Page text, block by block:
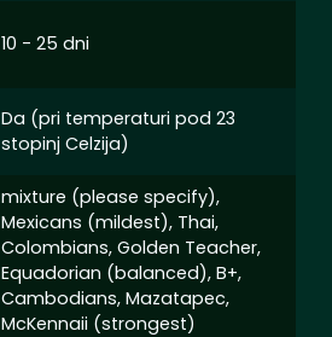
10 - 25 dni
Da (pri temperaturi pod 23
stopinj Celzija)
mixture (please specify),
Mexicans (mildest), Thai,
Colombians, Golden Teacher,
Equadorian (balanced), B+,
Cambodians, Mazatapec,
McKennaii (strongest)